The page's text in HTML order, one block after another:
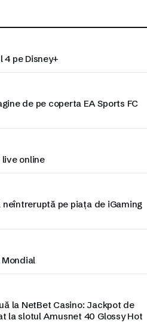
4 pe Disney+
de pe coperta EA Sports FC
online
pe piața de iGaming
Mondial
la NetBet Casino: Jackpot de
la slotul Amusnet 40 Glossy Hot